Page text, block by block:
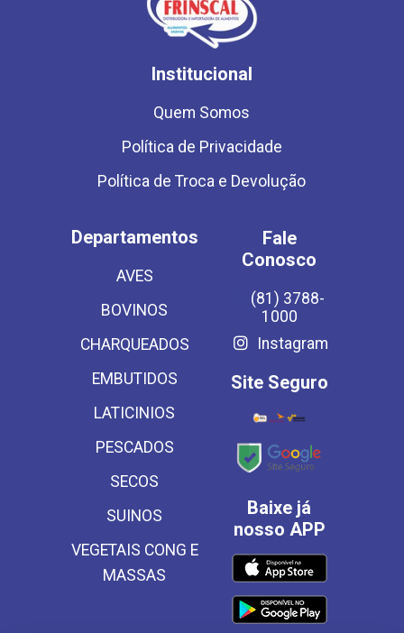
Institucional
Quem Somos
Política de Privacidade
Política de Troca e Devolução
Departamentos
AVES
BOVINOS
CHARQUEADOS
EMBUTIDOS
LATICINIOS
PESCADOS
SECOS
SUINOS
VEGETAIS CONG E
MASSAS
Fale
Conosco
(81) 3788-
1000
Instagram
Site Seguro
Baixe já
nosso APP